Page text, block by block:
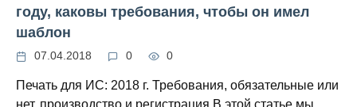
году, каковы требования, чтобы он имел
шаблон
07.04.2018 0 0
Печать для ИС: 2018 г. Требования, обязательные или
нет, производство и регистрация В этой статье мы